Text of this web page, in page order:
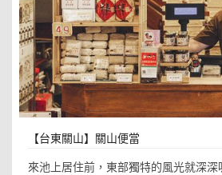
【台東關山】關山便當
來池上居住前，東部獨特的風光就深